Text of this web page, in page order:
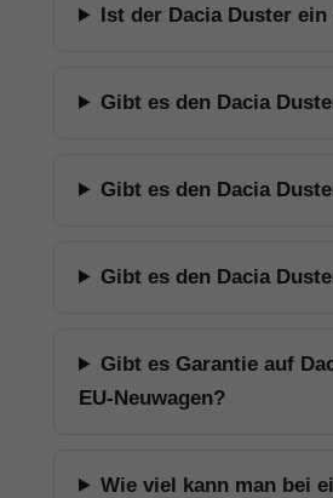
Ist der Dacia Duster ein
Gibt es den Dacia
Gibt es den Dacia
Gibt es den Dacia
Gibt es Garantie auf
EU-Neuwagen?
Wie viel kann man bei